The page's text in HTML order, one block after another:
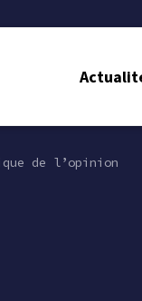
de l’opinion